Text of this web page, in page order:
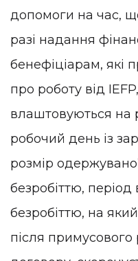
допомоги на час,
разі надання
бенефіціарам, які
про роботу від
влаштовуються на
робочий день із
розмір
безробіттю,
безробіттю, на
після примусового